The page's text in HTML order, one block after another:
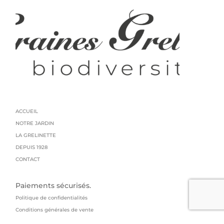
ACCUEIL
NOTRE JARDIN
LA GRELINETTE
DEPUIS 1928
CONTACT
Paiements sécurisés.
Politique de confidentialités
Conditions générales de vente